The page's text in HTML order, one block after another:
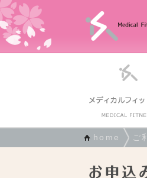
home ご